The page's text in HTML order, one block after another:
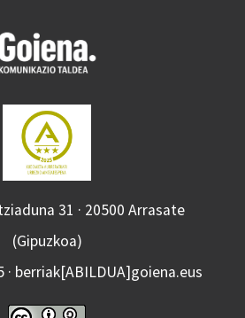
31 · 20500 Arrasate
(Gipuzkoa)
· berriak[ABILDUA]goiena.eus